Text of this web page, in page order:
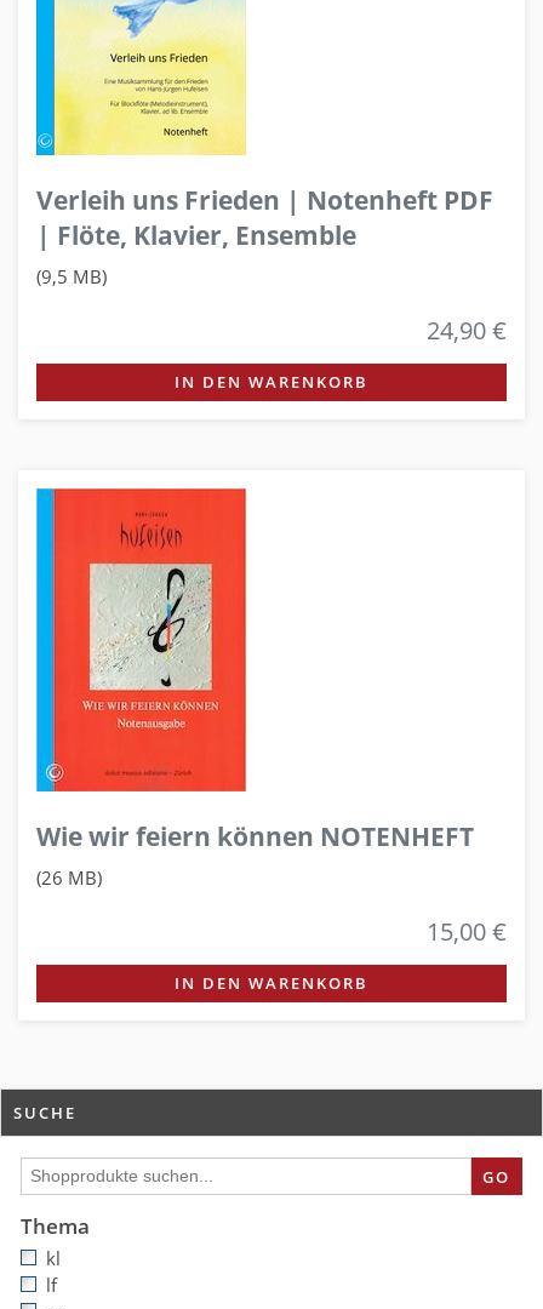
Verleih uns Frieden | Notenheft PDF
| Flöte, Klavier, Ensemble
(9,5 MB)
24,90 €
IN DEN WARENKORB
Wie wir feiern können NOTENHEFT
(26 MB)
15,00 €
IN DEN WARENKORB
SUCHE
GO
Thema
kl
lf